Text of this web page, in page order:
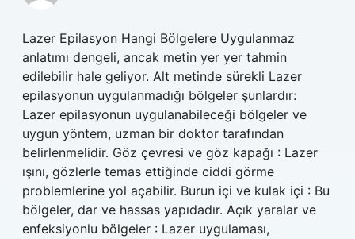
Lazer Epilasyon Hangi Bölgelere Uygulanmaz
anlatımı dengeli, ancak metin yer yer tahmin
edilebilir hale geliyor. Alt metinde sürekli Lazer
epilasyonun uygulanmadığı bölgeler şunlardır:
Lazer epilasyonun uygulanabileceği bölgeler ve
uygun yöntem, uzman bir doktor tarafından
belirlenmelidir. Göz çevresi ve göz kapağı : Lazer
ışını, gözlerle temas ettiğinde ciddi görme
problemlerine yol açabilir. Burun içi ve kulak içi : Bu
bölgeler, dar ve hassas yapıdadır. Açık yaralar ve
enfeksiyonlu bölgeler : Lazer uygulaması,